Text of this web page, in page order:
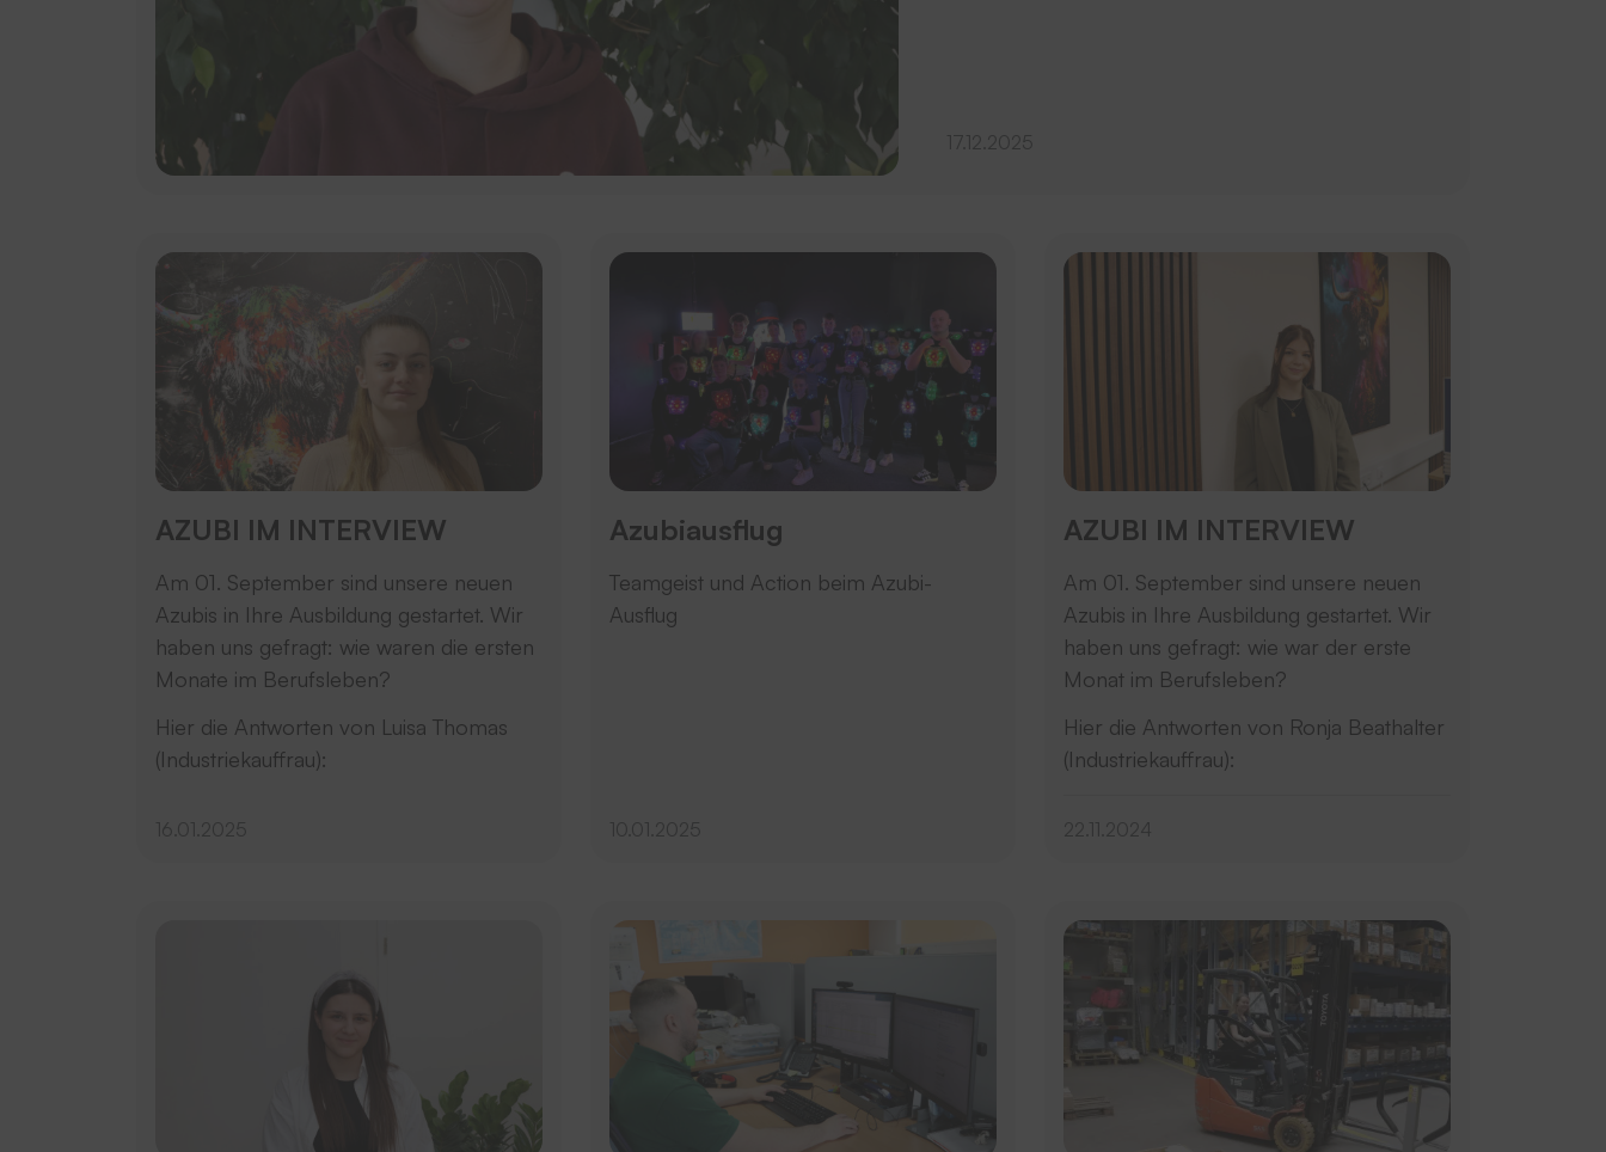
17.12.2025
AZUBI IM INTERVIEW
Am 01. September sind unsere neuen
Azubis in Ihre Ausbildung gestartet. Wir
haben uns gefragt: wie waren die ersten
Monate im Berufsleben?
Hier die Antworten von Luisa Thomas
(Industriekauffrau):
16.01.2025
Azubiausflug
Teamgeist und Action beim Azubi-
Ausflug
10.01.2025
AZUBI IM INTERVIEW
Am 01. September sind unsere neuen
Azubis in Ihre Ausbildung gestartet. Wir
haben uns gefragt: wie war der erste
Monat im Berufsleben?
Hier die Antworten von Ronja Beathalter
(Industriekauffrau):
22.11.2024